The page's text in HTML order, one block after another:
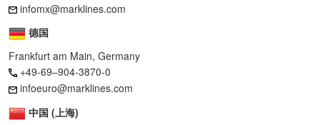
infomx@marklines.com
德国
Frankfurt am Main, Germany
+49-69–904-3870-0
infoeuro@marklines.com
中国 (上海)